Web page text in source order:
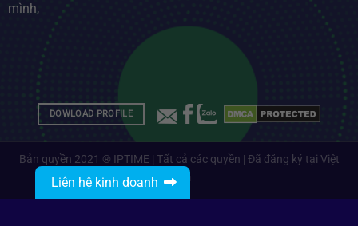
mình,
DOWLOAD PROFILE
Bản quyền 2021 ® IPTIME | Tất cả các quyền | Đã đăng ký tại Việt
Nam
Liên hệ kinh doanh